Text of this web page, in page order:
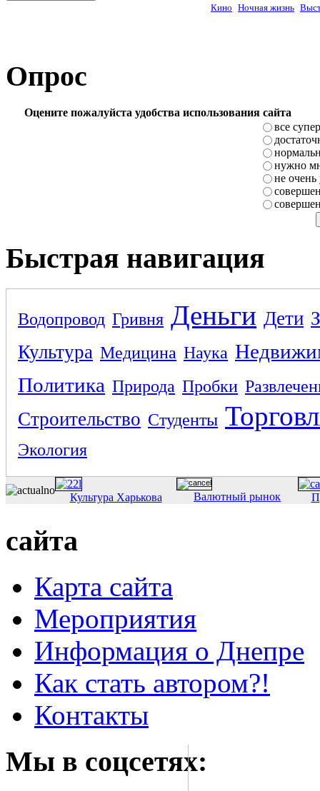
Кино Ночная жизнь
Опрос
Оцените пожалуйста удобства использования сайта
все супер
нужно
не очень
Быстрая навигация
Водопровод Гривня Деньги Дети
Культура Медицина Наука
Политика Природа Пробки
Строительство Студенты
Экология
Культура Харькова Валютный рынок
сайта
Карта сайта
Мероприятия
Информация о Днепре
Как стать автором?!
Контакты
Мы в соцсетях: